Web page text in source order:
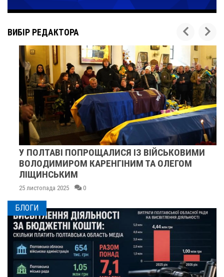
ВИБІР РЕДАКТОРА
У ПОЛТАВІ ПОПРОЩАЛИСЯ ІЗ ВІЙСЬКОВИМИ
ВОЛОДИМИРОМ КАРЕНГІНИМ ТА ОЛЕГОМ
ЛІЩИНСЬКИМ
25 листопада 2025
БЛОГИ